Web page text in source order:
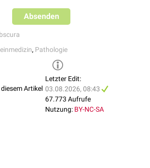
Absenden
, Pathologie
Artikel
Letzter Edit:
03.08.2026, 08:43
67.773 Aufrufe
Nutzung: BY-NC-SA